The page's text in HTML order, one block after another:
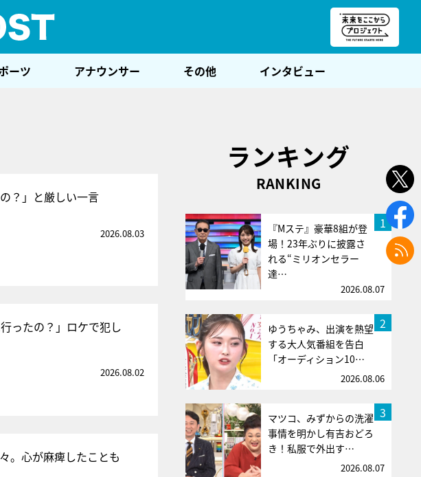
ーツ アナウンサー その他 インタビュー
？」と厳しい一言
2026.08.03
ったの？」ロケで犯し
2026.08.02
。心が麻痺したことも
ランキング
RANKING
1
『Mステ』豪華8組が登
場！23年ぶりに披露さ
れる“ミリオンセラー
達…
2026.08.07
2
ゆうちゃみ、出演を熱望
する大人気番組を告白
「オーディション10…
2026.08.06
3
マツコ、みずからの洗濯
事情を明かし有吉おどろ
き！私服で外出す…
2026.08.07